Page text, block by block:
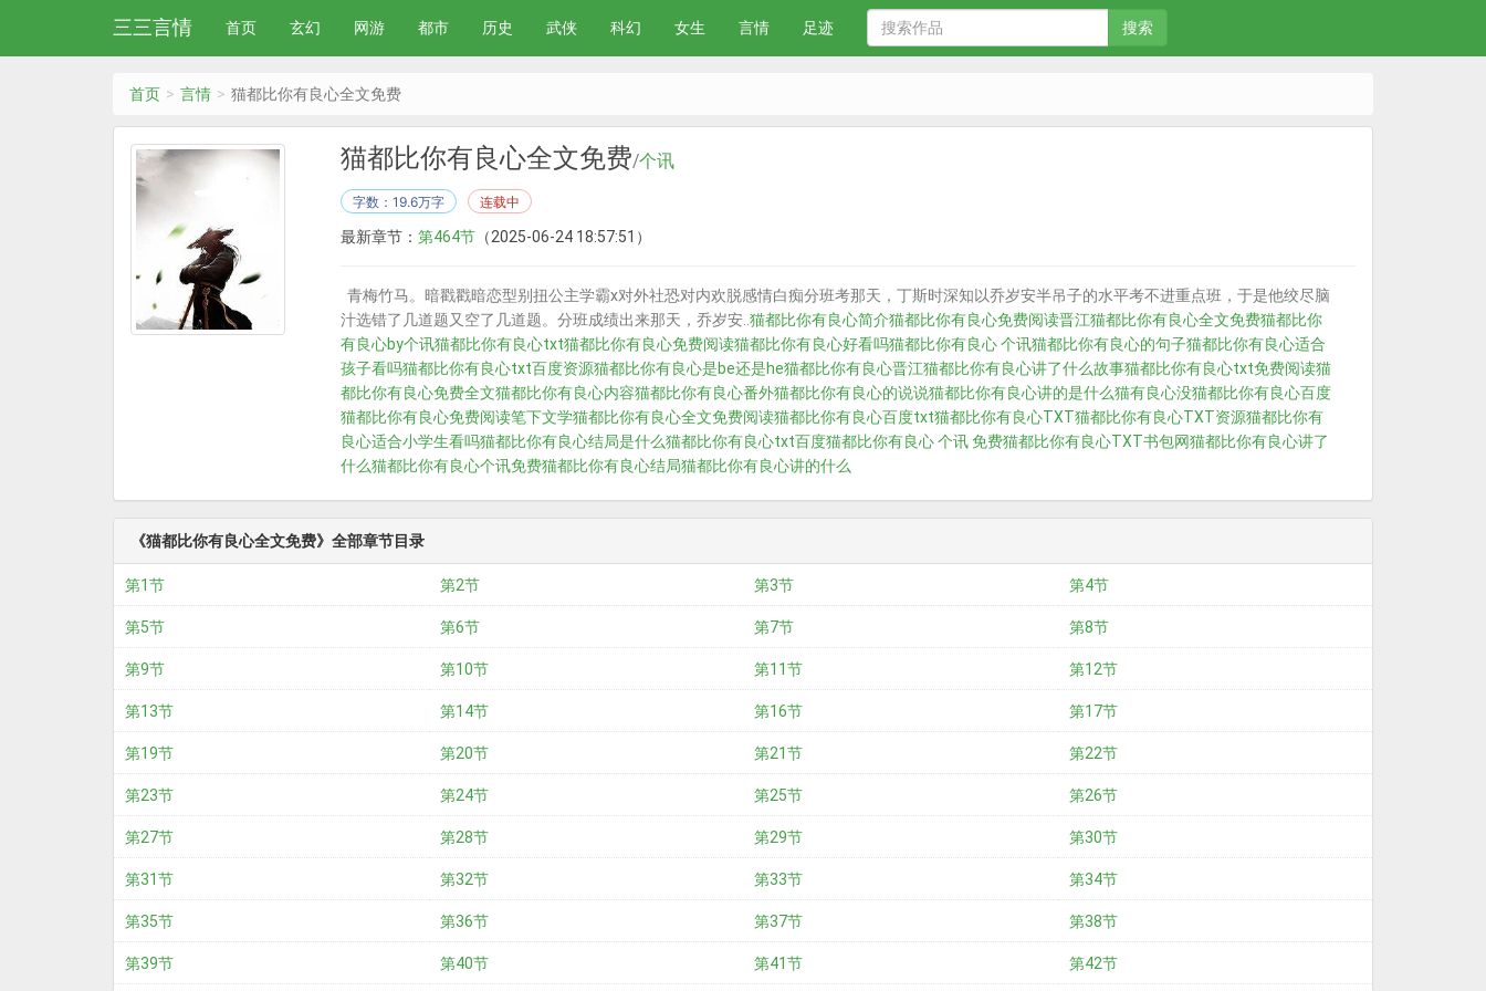
三三言情 首页 玄幻 网游 都市 历史 武侠 科幻 女生 言情 足迹 搜索
首页 言情 猫都比你有良心全文免费
猫都比你有良心全文免费/个讯
字数：19.6万字 连载中
最新章节： 第464节（2025-06-24 18:57:51）
青梅竹马。暗戳戳暗恋型别扭公主学霸x对外社恐对内欢脱感情白痴分班考那天，丁斯时深知以乔岁安半吊子的水平考不进重点班，于是他绞尽脑
汁选错了几道题又空了几道题。分班成绩出来那天，乔岁安.. 猫都比你有良心简介猫都比你有良心免费阅读晋江猫都比你有良心全文免费猫都比你
有良心by个讯猫都比你有良心txt猫都比你有良心免费阅读猫都比你有良心好看吗猫都比你有良心 个讯猫都比你有良心的句子猫都比你有良心适合
孩子看吗猫都比你有良心txt百度资源猫都比你有良心是be还是he猫都比你有良心晋江猫都比你有良心讲了什么故事猫都比你有良心txt免费阅读猫
都比你有良心免费全文猫都比你有良心内容猫都比你有良心番外猫都比你有良心的说说猫都比你有良心讲的是什么猫有良心没猫都比你有良心百度
猫都比你有良心免费阅读笔下文学猫都比你有良心全文免费阅读猫都比你有良心百度txt猫都比你有良心TXT猫都比你有良心TXT资源猫都比你有
良心适合小学生看吗猫都比你有良心结局是什么猫都比你有良心txt百度猫都比你有良心 个讯 免费猫都比你有良心TXT书包网猫都比你有良心讲了
什么猫都比你有良心个讯免费猫都比你有良心结局猫都比你有良心讲的什么
《猫都比你有良心全文免费》全部章节目录
第1节 第2节 第3节 第4节
第5节 第6节 第7节 第8节
第9节 第10节 第11节 第12节
第13节 第14节 第16节 第17节
第19节 第20节 第21节 第22节
第23节 第24节 第25节 第26节
第27节 第28节 第29节 第30节
第31节 第32节 第33节 第34节
第35节 第36节 第37节 第38节
第39节 第40节 第41节 第42节